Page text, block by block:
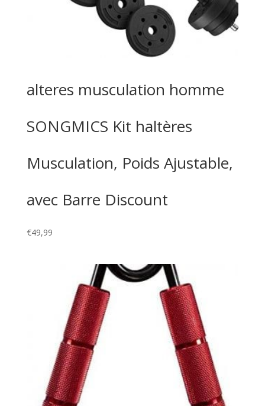
alteres musculation homme
SONGMICS Kit haltères
Musculation, Poids Ajustable,
avec Barre Discount
€49,99